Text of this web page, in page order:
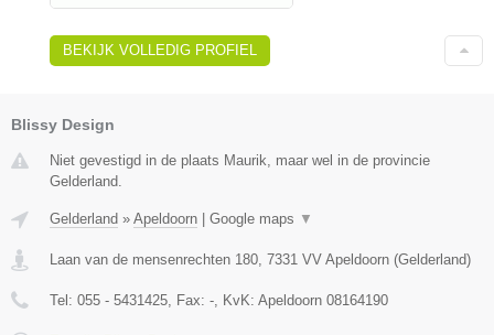
BEKIJK VOLLEDIG PROFIEL
Blissy Design
Niet gevestigd in de plaats Maurik, maar wel in de provincie
Gelderland.
Gelderland » Apeldoorn Google maps ▼
Laan van de mensenrechten 180 7331 VV Apeldoorn (Gelderland)
Tel: 055 - 5431425 , Fax: - , KvK: Apeldoorn 08164190